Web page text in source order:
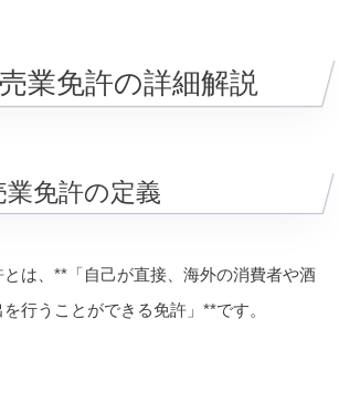
業免許の詳細解説
免許の定義
は、**「自己が直接、海外の消費者や酒
行うことができる免許」**です。